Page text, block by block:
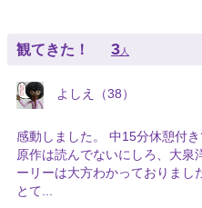
観てきた！ 3 人
よしえ（38）
感動しました。 中15分休憩付
原作は読んでないにしろ、大泉
ーリーは大方わかっておりまし
とて...